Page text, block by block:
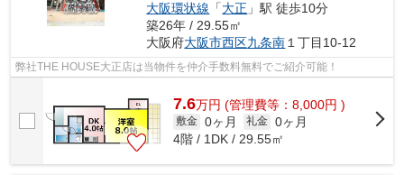
大阪環状線 「大正 」駅 徒歩10分
築26年 / 29.55㎡
大阪府大阪市西区九条南 １丁目10-12
弊社THE HOUSE大正店は当物件を仲介手数料無料でご紹介可能！
7.6万円 (管理費等：8,000円 )
敷金 0ヶ月 礼金 0ヶ月
4階 / 1DK / 29.55㎡